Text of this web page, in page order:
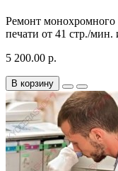
Ремонт монохромного
печати от 41 стр./
5 200.00 р.
В корзину